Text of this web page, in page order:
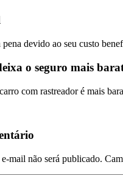
pena devido ao seu custo
o seguro mais
com rastreador é mais
mail não será publicado.